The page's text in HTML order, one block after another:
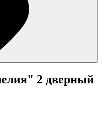
2 дверный